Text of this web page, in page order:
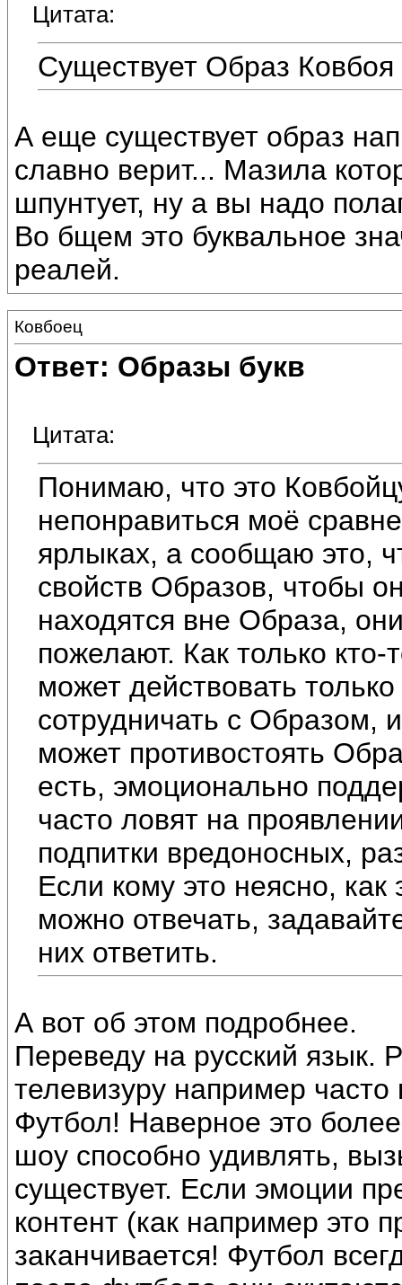
Цитата:
Существует Образ Ковбоя
А еще существует образ
славно верит... Мазила
шпунтует, ну а вы надо
Во бщем это буквальное
реалей.
Ковбоец
Ответ: Образы букв
Цитата:
Понимаю, что это
непонравиться моё
ярлыках, а сообщаю это,
свойств Образов, чтобы
находятся вне Образа,
пожелают. Как только
может действовать
сотрудничать с Образом,
может противостоять
есть, эмоционально
часто ловят на
подпитки вредоносных,
Если кому это неясно, как
можно отвечать,
них ответить.
А вот об этом подробнее.
Переведу на русский
телевизуру например
Футбол! Наверное это
шоу способно удивлять,
существует. Если эмоции
контент (как например это
заканчивается! Футбол